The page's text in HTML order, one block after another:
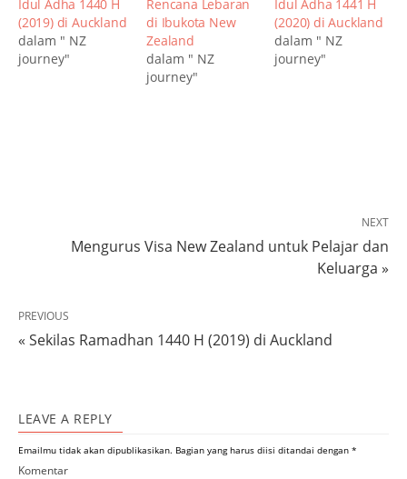
Idul Adha 1440 H
(2019) di Auckland
dalam " NZ
journey"
Rencana Lebaran
di Ibukota New
Zealand
dalam " NZ
journey"
Idul Adha 1441 H
(2020) di Auckland
dalam " NZ
journey"
NEXT
Mengurus Visa New Zealand untuk Pelajar dan
Keluarga »
PREVIOUS
« Sekilas Ramadhan 1440 H (2019) di Auckland
LEAVE A REPLY
Emailmu tidak akan dipublikasikan. Bagian yang harus diisi ditandai dengan *
Komentar